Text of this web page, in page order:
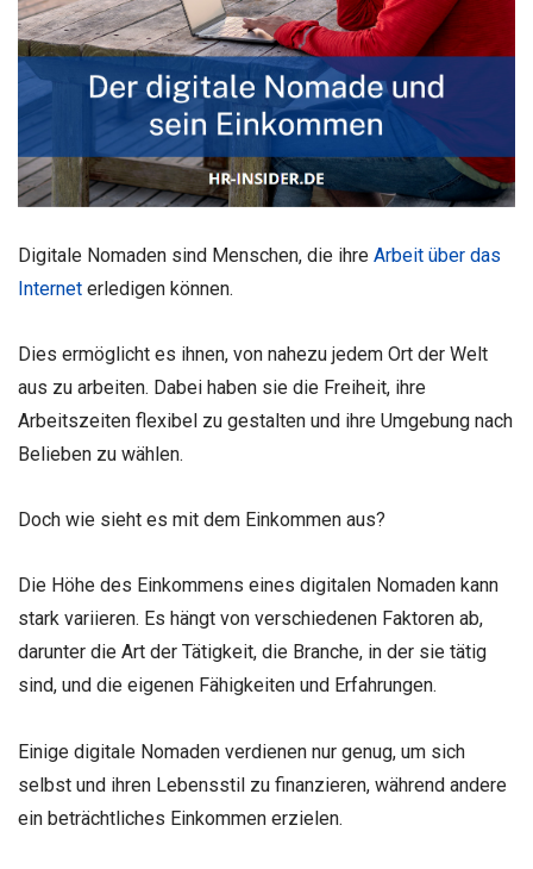
Digitale Nomaden sind Menschen, die ihre Arbeit über das
Internet erledigen können.
Dies ermöglicht es ihnen, von nahezu jedem Ort der Welt
aus zu arbeiten. Dabei haben sie die Freiheit, ihre
Arbeitszeiten flexibel zu gestalten und ihre Umgebung nach
Belieben zu wählen.
Doch wie sieht es mit dem Einkommen aus?
Die Höhe des Einkommens eines digitalen Nomaden kann
stark variieren. Es hängt von verschiedenen Faktoren ab,
darunter die Art der Tätigkeit, die Branche, in der sie tätig
sind, und die eigenen Fähigkeiten und Erfahrungen.
Einige digitale Nomaden verdienen nur genug, um sich
selbst und ihren Lebensstil zu finanzieren, während andere
ein beträchtliches Einkommen erzielen.